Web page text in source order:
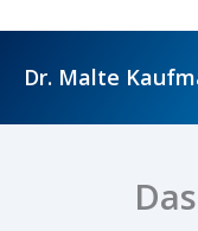
springen
Dr. Malte